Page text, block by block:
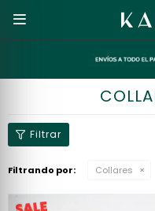

Filtrando por: Collares